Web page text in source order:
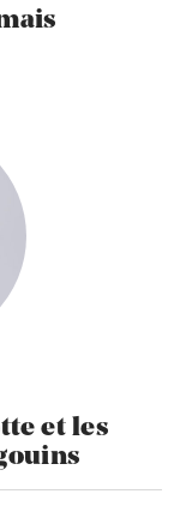
et les